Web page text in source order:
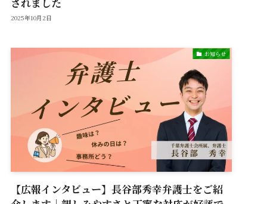
2025年10月2日
お知らせ
【広報インタビュー】長谷部秀幸弁護士をご紹